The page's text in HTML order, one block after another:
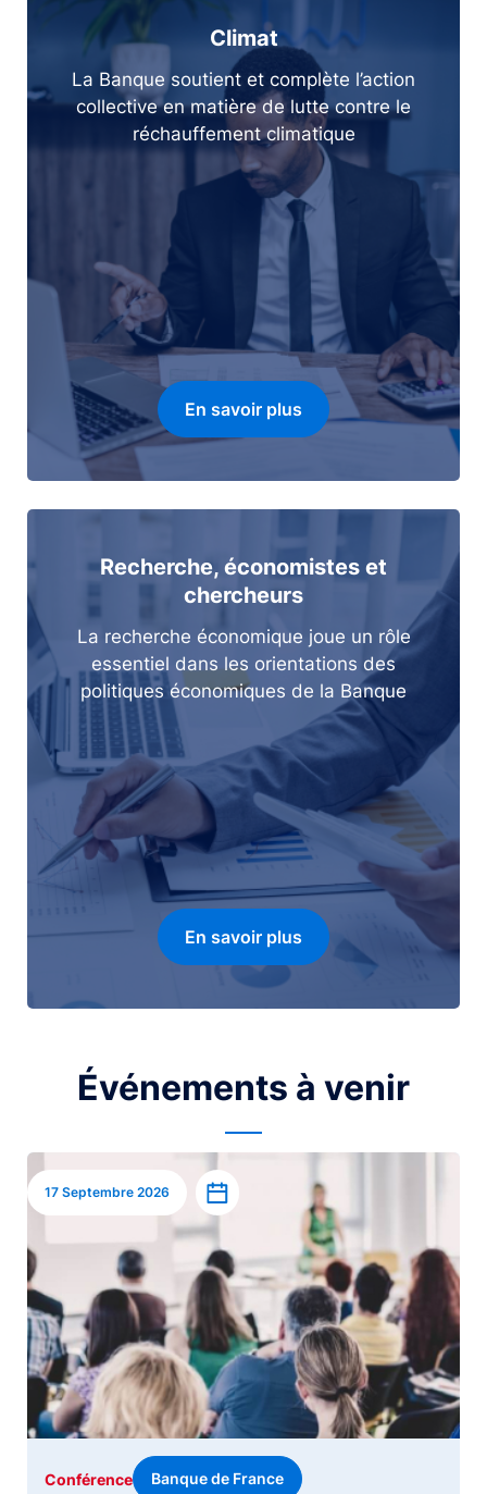
Climat
La Banque soutient et complète l’action
collective en matière de lutte contre le
réchauffement climatique
En savoir plus
Recherche, économistes et
chercheurs
La recherche économique joue un rôle
essentiel dans les orientations des
politiques économiques de la Banque
En savoir plus
Événements à venir
Image
17 Septembre 2026 Ajouter à l’agenda
Conférence Banque de France